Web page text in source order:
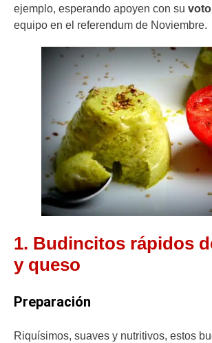
ejemplo, esperando apoyen con su voto
equipo en el referendum de Noviembre.
1. Budincitos rápidos
y queso
Preparación
Riquísimos, suaves y nutritivos, estos